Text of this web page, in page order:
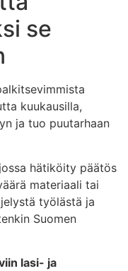
se
kuukausilla,
ja tuo puutarhaan
hätiköity päätös
materiaali tai
työlästä ja
Suomen
lasi- ja